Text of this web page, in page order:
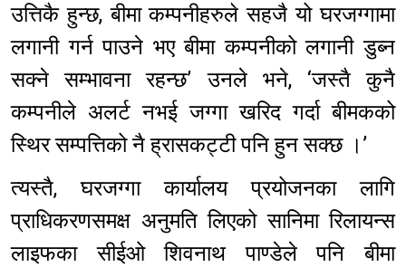
उत्तिकै हुन्छ, बीमा कम्पनीहरुले सहजै यो घरजग्गामा
लगानी गर्न पाउने भए बीमा कम्पनीको लगानी डुब्न
सक्ने सम्भावना रहन्छ’ उनले भने, ‘जस्तै कुनै
कम्पनीले अलर्ट नभई जग्गा खरिद गर्दा बीमकको
स्थिर सम्पत्तिको नै ह्रासकट्टी पनि हुन सक्छ ।’
त्यस्तै, घरजग्गा कार्यालय प्रयोजनका लागि
प्राधिकरणसमक्ष अनुमति लिएको सानिमा रिलायन्स
लाइफका सीईओ शिवनाथ पाण्डेले पनि बीमा